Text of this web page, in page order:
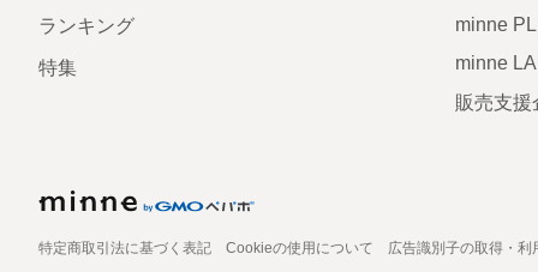
ランキング
特集
minne
minne
販売支援
特定商取引法に基づく表記 Cookieの使用について 広告識別子の取得・利